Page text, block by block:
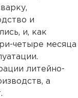
и
и, как
четыре месяца
литейно-
а